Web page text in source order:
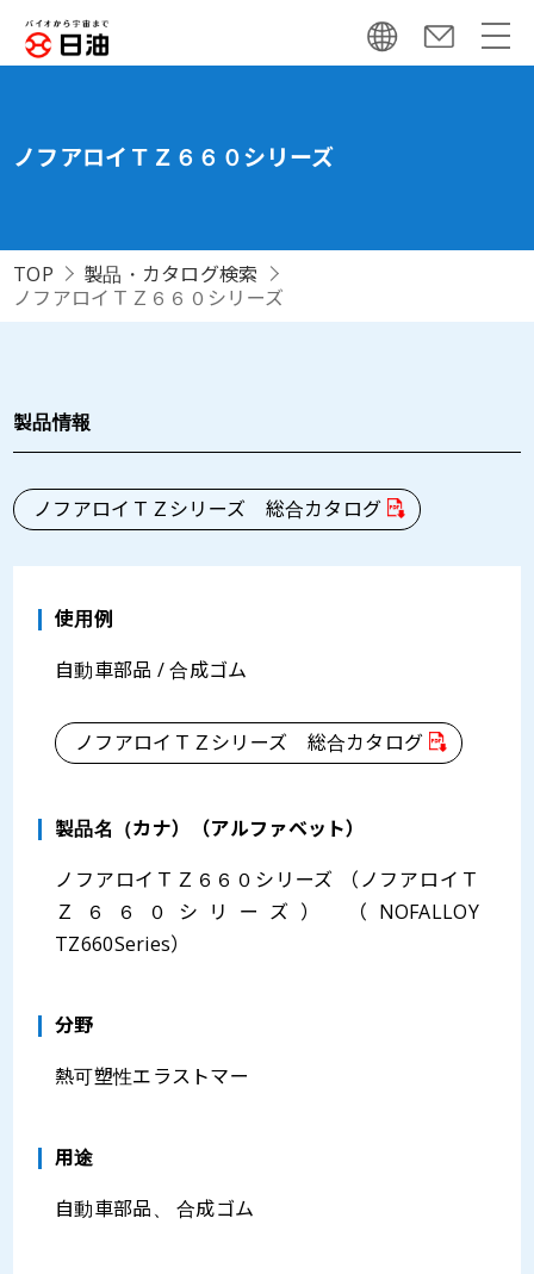
ノフアロイＴＺ６６０シリーズ
TOP
製品・カタログ検索
ノフアロイＴＺ６６０シリーズ
製品情報
ノフアロイＴＺシリーズ 総合カタログ
使用例
自動車部品 / 合成ゴム
ノフアロイＴＺシリーズ 総合カタログ
製品名（カナ）（アルファベット）
ノフアロイＴＺ６６０シリーズ （ノフアロイＴ
Ｚ６６０シリーズ） （NOFALLOY
TZ660Series）
分野
熱可塑性エラストマー
⽤途
自動車部品、 合成ゴム